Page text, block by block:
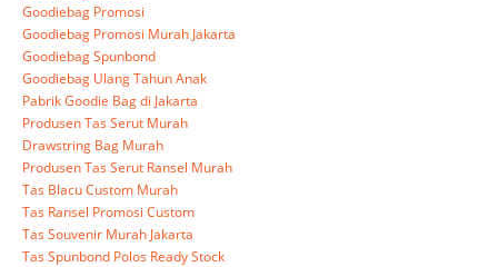
Goodiebag Promosi
Goodiebag Promosi Murah Jakarta
Goodiebag Spunbond
Goodiebag Ulang Tahun Anak
Pabrik Goodie Bag di Jakarta
Produsen Tas Serut Murah
Drawstring Bag Murah
Produsen Tas Serut Ransel Murah
Tas Blacu Custom Murah
Tas Ransel Promosi Custom
Tas Souvenir Murah Jakarta
Tas Spunbond Polos Ready Stock